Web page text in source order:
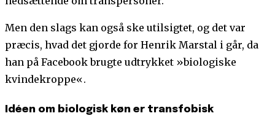
Men den slags kan også ske utilsigtet, og det var
præcis, hvad det gjorde for Henrik Marstal i går, da
han på Facebook brugte udtrykket »biologiske
kvindekroppe«.
Idéen om biologisk køn er transfobisk